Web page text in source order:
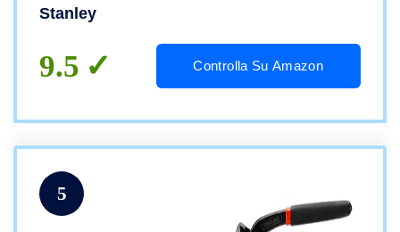
Stanley
9.5 Controlla Su Amazon
5